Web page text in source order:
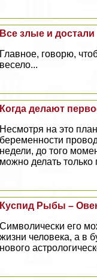
Все злые и достали
Главное, говорю,
весело...
Когда делают
Несмотря на это
беременности
недели, до того
можно делать только
Куспид Рыбы –
Символически его
жизни человека, а в
нового